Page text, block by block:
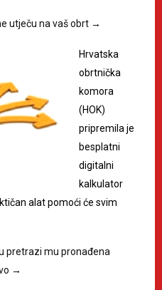
utječu na vaš obrt →
Hrvatska
obrtnička
komora
(HOK)
pripremila je
besplatni
digitalni
kalkulator
alat pomoći će svim
pretrazi mu pronađena
→